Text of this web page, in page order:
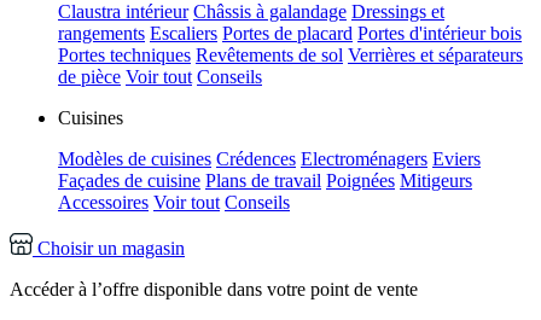
Claustra intérieur Châssis à galandage Dressings et
rangements Escaliers Portes de placard Portes d'intérieur bois
Portes techniques Revêtements de sol Verrières et séparateurs
de pièce Voir tout Conseils
Cuisines
Modèles de cuisines Crédences Electroménagers Eviers
Façades de cuisine Plans de travail Poignées Mitigeurs
Accessoires Voir tout Conseils
Choisir un magasin
Accéder à l’offre disponible dans votre point de vente